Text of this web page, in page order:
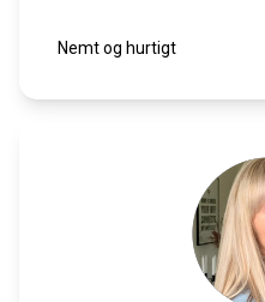
Nemt og hurtigt